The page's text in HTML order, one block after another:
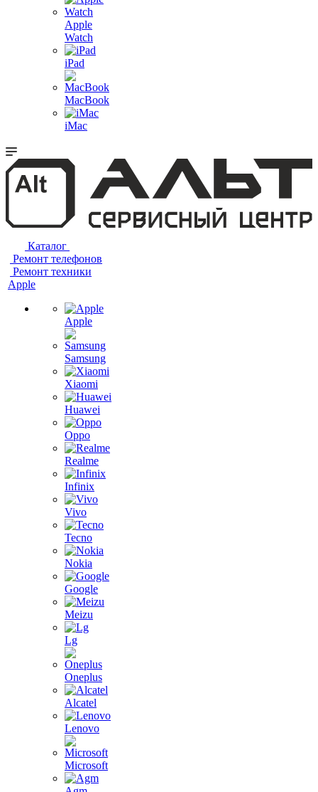
Apple
Watch
iPad
MacBook
iMac
Каталог
Ремонт телефонов
Ремонт техники
Apple
Apple
Samsung
Xiaomi
Huawei
Oppo
Realme
Infinix
Vivo
Tecno
Nokia
Google
Meizu
Lg
Oneplus
Alcatel
Lenovo
Microsoft